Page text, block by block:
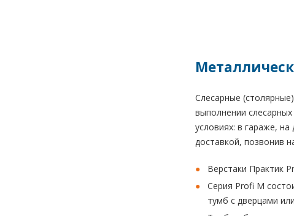
Слесарные
выполнении
условиях: в гараже,
доставкой, позвонив
Верстаки Практик
Серия Profi M
тумб с дверцами